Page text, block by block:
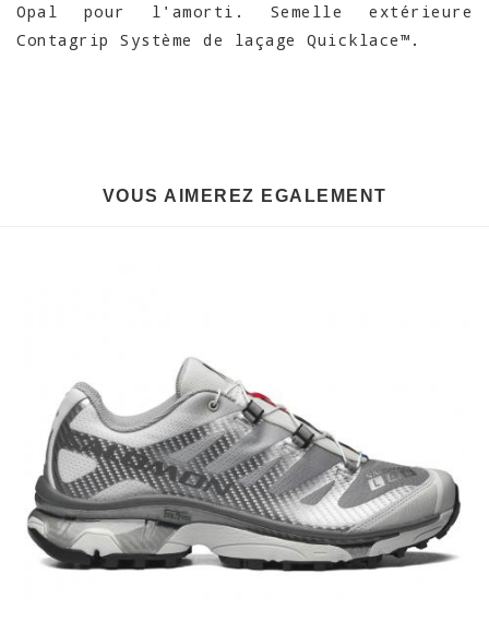
Opal pour l'amorti. Semelle extérieure
Contagrip Système de laçage Quicklace™.
VOUS AIMEREZ EGALEMENT